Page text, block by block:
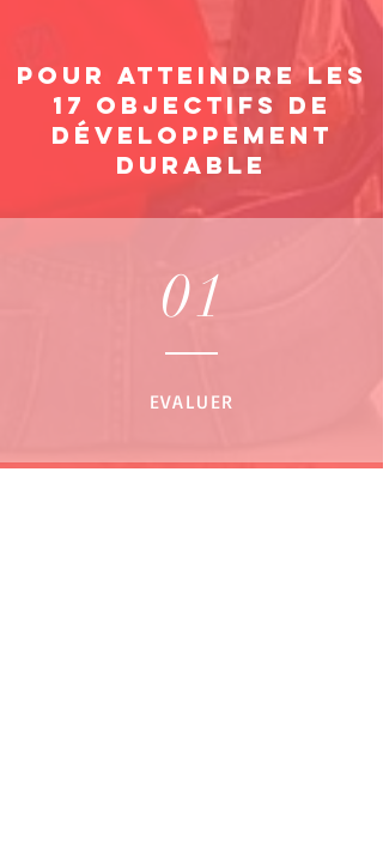
Pour atteindre les
17 Objectifs de
développement
durable
01
EVALUER